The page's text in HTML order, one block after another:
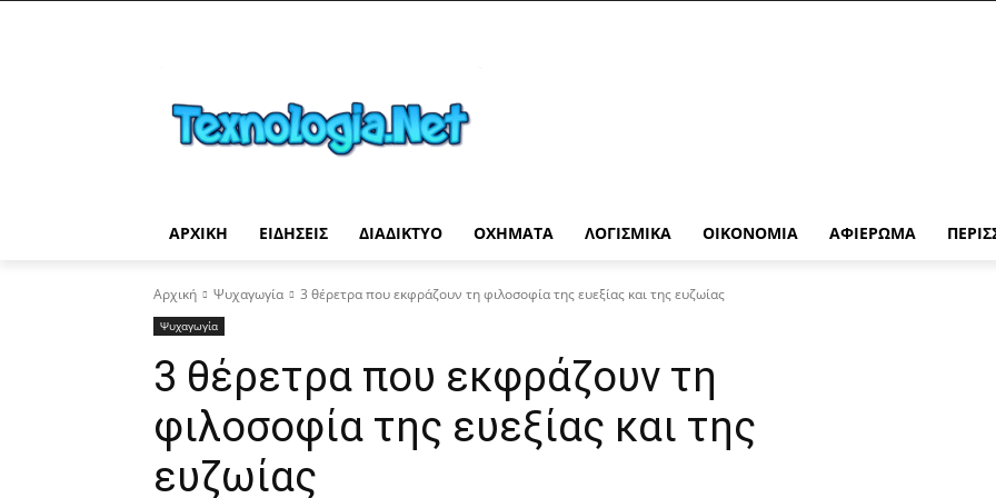
ΑΡΧΙΚΉ ΕΙΔΉΣΕΙΣ ΔΙΑΔΊΚΤΥΟ ΟΧΉΜΑΤΑ ΛΟΓΙΣΜΙΚΆ ΟΙΚΟΝΟΜΊΑ ΑΦΙΈΡΩΜΑ
Αρχική Ψυχαγωγία 3 θέρετρα που εκφράζουν τη φιλοσοφία της ευεξίας και της ευζωίας
Ψυχαγωγία
3 θέρετρα που εκφράζουν τη
φιλοσοφία της ευεξίας και της
ευζωίας